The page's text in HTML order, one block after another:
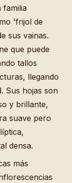
familia
'frijol de
sus vainas.
que puede
tallos
llegando
Sus hojas son
y brillante,
suave pero
densa.
más